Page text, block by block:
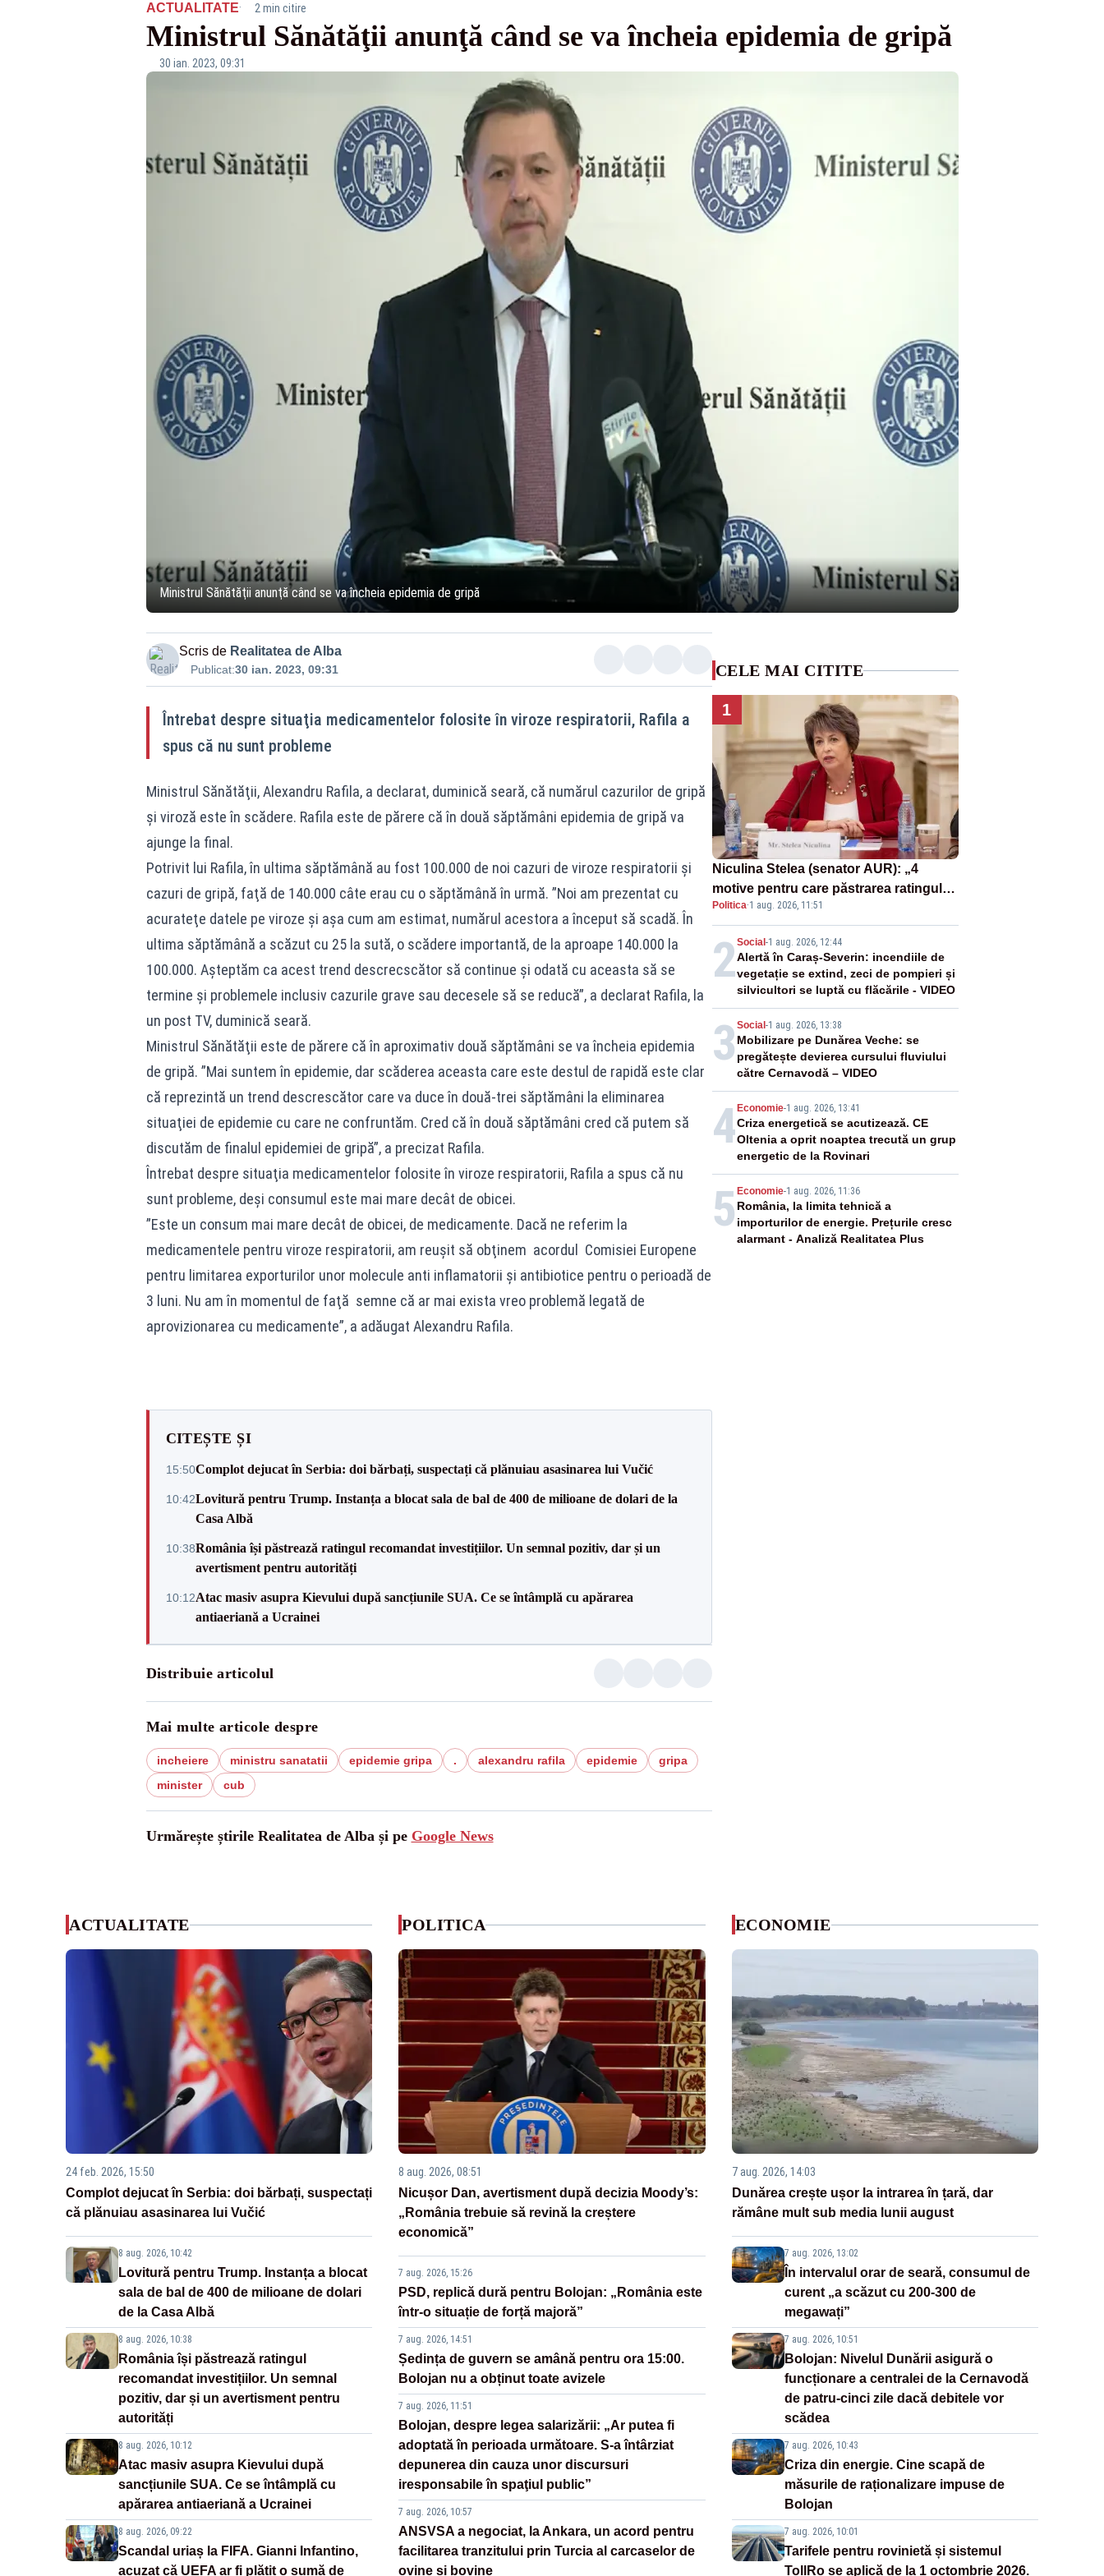
ACTUALITATE· 2 min citire
Ministrul Sănătăţii anunţă când se va încheia epidemia de gripă
30 ian. 2023, 09:31
Ministrul Sănătăţii anunţă când se va încheia epidemia de gripă
Scris de Realitatea de Alba
Publicat:30 ian. 2023, 09:31
Întrebat despre situaţia medicamentelor folosite în viroze respiratorii, Rafila a
spus că nu sunt probleme
Ministrul Sănătăţii, Alexandru Rafila, a declarat, duminică seară, că numărul cazurilor de gripă
şi viroză este în scădere. Rafila este de părere că în două săptămâni epidemia de gripă va
ajunge la final.
Potrivit lui Rafila, în ultima săptămână au fost 100.000 de noi cazuri de viroze respiratorii şi
cazuri de gripă, faţă de 140.000 câte erau cu o săptămână în urmă. ”Noi am prezentat cu
acurateţe datele pe viroze şi aşa cum am estimat, numărul acestora a început să scadă. În
ultima săptămână a scăzut cu 25 la sută, o scădere importantă, de la aproape 140.000 la
100.000. Aşteptăm ca acest trend descrecscător să continue şi odată cu aceasta să se
termine şi problemele inclusiv cazurile grave sau decesele să se reducă”, a declarat Rafila, la
un post TV, duminică seară.
Ministrul Sănătăţii este de părere că în aproximativ două săptămâni se va încheia epidemia
de gripă. ”Mai suntem în epidemie, dar scăderea aceasta care este destul de rapidă este clar
că reprezintă un trend descrescător care va duce în două-trei săptămâni la eliminarea
situaţiei de epidemie cu care ne confruntăm. Cred că în două săptămâni cred că putem să
discutăm de finalul epidemiei de gripă”, a precizat Rafila.
Întrebat despre situaţia medicamentelor folosite în viroze respiratorii, Rafila a spus că nu
sunt probleme, deşi consumul este mai mare decât de obicei.
”Este un consum mai mare decât de obicei, de medicamente. Dacă ne referim la
medicamentele pentru viroze respiratorii, am reuşit să obţinem acordul Comisiei Europene
pentru limitarea exporturilor unor molecule anti inflamatorii şi antibiotice pentru o perioadă de
3 luni. Nu am în momentul de faţă semne că ar mai exista vreo problemă legată de
aprovizionarea cu medicamente”, a adăugat Alexandru Rafila.
CITEȘTE ȘI
15:50Complot dejucat în Serbia: doi bărbați, suspectați că plănuiau asasinarea lui Vučić
10:42Lovitură pentru Trump. Instanța a blocat sala de bal de 400 de milioane de dolari de la
Casa Albă
10:38România își păstrează ratingul recomandat investițiilor. Un semnal pozitiv, dar și un
avertisment pentru autorități
10:12Atac masiv asupra Kievului după sancțiunile SUA. Ce se întâmplă cu apărarea
antiaeriană a Ucrainei
Distribuie articolul
Mai multe articole despre
incheiere ministru sanatatii epidemie gripa . alexandru rafila epidemie
gripa
minister
cub
Urmărește știrile Realitatea de Alba și pe Google News
CELE MAI CITITE
1
Niculina Stelea (senator AUR): „4
motive pentru care păstrarea ratingului
de țară nu este o reușită pentru
Guvernul Bolojan”
Politica·1 aug. 2026, 11:51
2Social -1 aug. 2026, 12:44
Alertă în Caraș-Severin: incendiile de
vegetație se extind, zeci de pompieri și
silvicultori se luptă cu flăcările - VIDEO
3 Social -1 aug. 2026, 13:38
Mobilizare pe Dunărea Veche: se
pregătește devierea cursului fluviului
către Cernavodă – VIDEO
4 Economie-1 aug. 2026, 13:41
Criza energetică se acutizează. CE
Oltenia a oprit noaptea trecută un grup
energetic de la Rovinari
5 Economie-1 aug. 2026, 11:36
România, la limita tehnică a
importurilor de energie. Prețurile cresc
alarmant - Analiză Realitatea Plus
ACTUALITATE
24 feb. 2026, 15:50
Complot dejucat în Serbia: doi bărbați, suspectați
că plănuiau asasinarea lui Vučić
8 aug. 2026, 10:42
Lovitură pentru Trump. Instanța a blocat
sala de bal de 400 de milioane de dolari
de la Casa Albă
8 aug. 2026, 10:38
România își păstrează ratingul
recomandat investițiilor. Un semnal
pozitiv, dar și un avertisment pentru
autorități
8 aug. 2026, 10:12
Atac masiv asupra Kievului după
sancțiunile SUA. Ce se întâmplă cu
apărarea antiaeriană a Ucrainei
8 aug. 2026, 09:22
Scandal uriaș la FIFA. Gianni Infantino,
acuzat că UEFA ar fi plătit o sumă de
POLITICA
8 aug. 2026, 08:51
Nicușor Dan, avertisment după decizia Moody’s:
„România trebuie să revină la creștere
economică”
7 aug. 2026, 15:26
PSD, replică dură pentru Bolojan: „România este
într-o situație de forță majoră”
7 aug. 2026, 14:51
Ședința de guvern se amână pentru ora 15:00.
Bolojan nu a obținut toate avizele
7 aug. 2026, 11:51
Bolojan, despre legea salarizării: „Ar putea fi
adoptată în perioada următoare. S-a întârziat
depunerea din cauza unor discursuri
iresponsabile în spaţiul public”
7 aug. 2026, 10:57
ANSVSA a negociat, la Ankara, un acord pentru
facilitarea tranzitului prin Turcia al carcaselor de
ovine și bovine
ECONOMIE
7 aug. 2026, 14:03
Dunărea crește ușor la intrarea în țară, dar
rămâne mult sub media lunii august
7 aug. 2026, 13:02
În intervalul orar de seară, consumul de
curent „a scăzut cu 200-300 de
megawați”
7 aug. 2026, 10:51
Bolojan: Nivelul Dunării asigură o
funcționare a centralei de la Cernavodă
de patru-cinci zile dacă debitele vor
scădea
7 aug. 2026, 10:43
Criza din energie. Cine scapă de
măsurile de raționalizare impuse de
Bolojan
7 aug. 2026, 10:01
Tarifele pentru rovinietă și sistemul
TollRo se aplică de la 1 octombrie 2026.